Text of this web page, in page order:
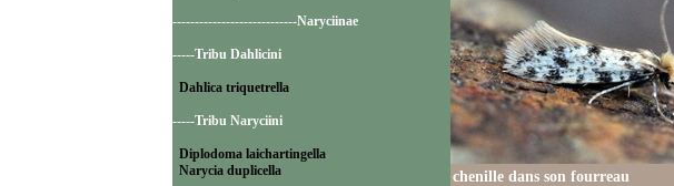
----------------------------Naryciinae
-----Tribu Dahlicini
Dahlica triquetrella
-----Tribu Naryciini
Diplodoma laichartingella
Narycia duplicella
chenille dans son fourreau